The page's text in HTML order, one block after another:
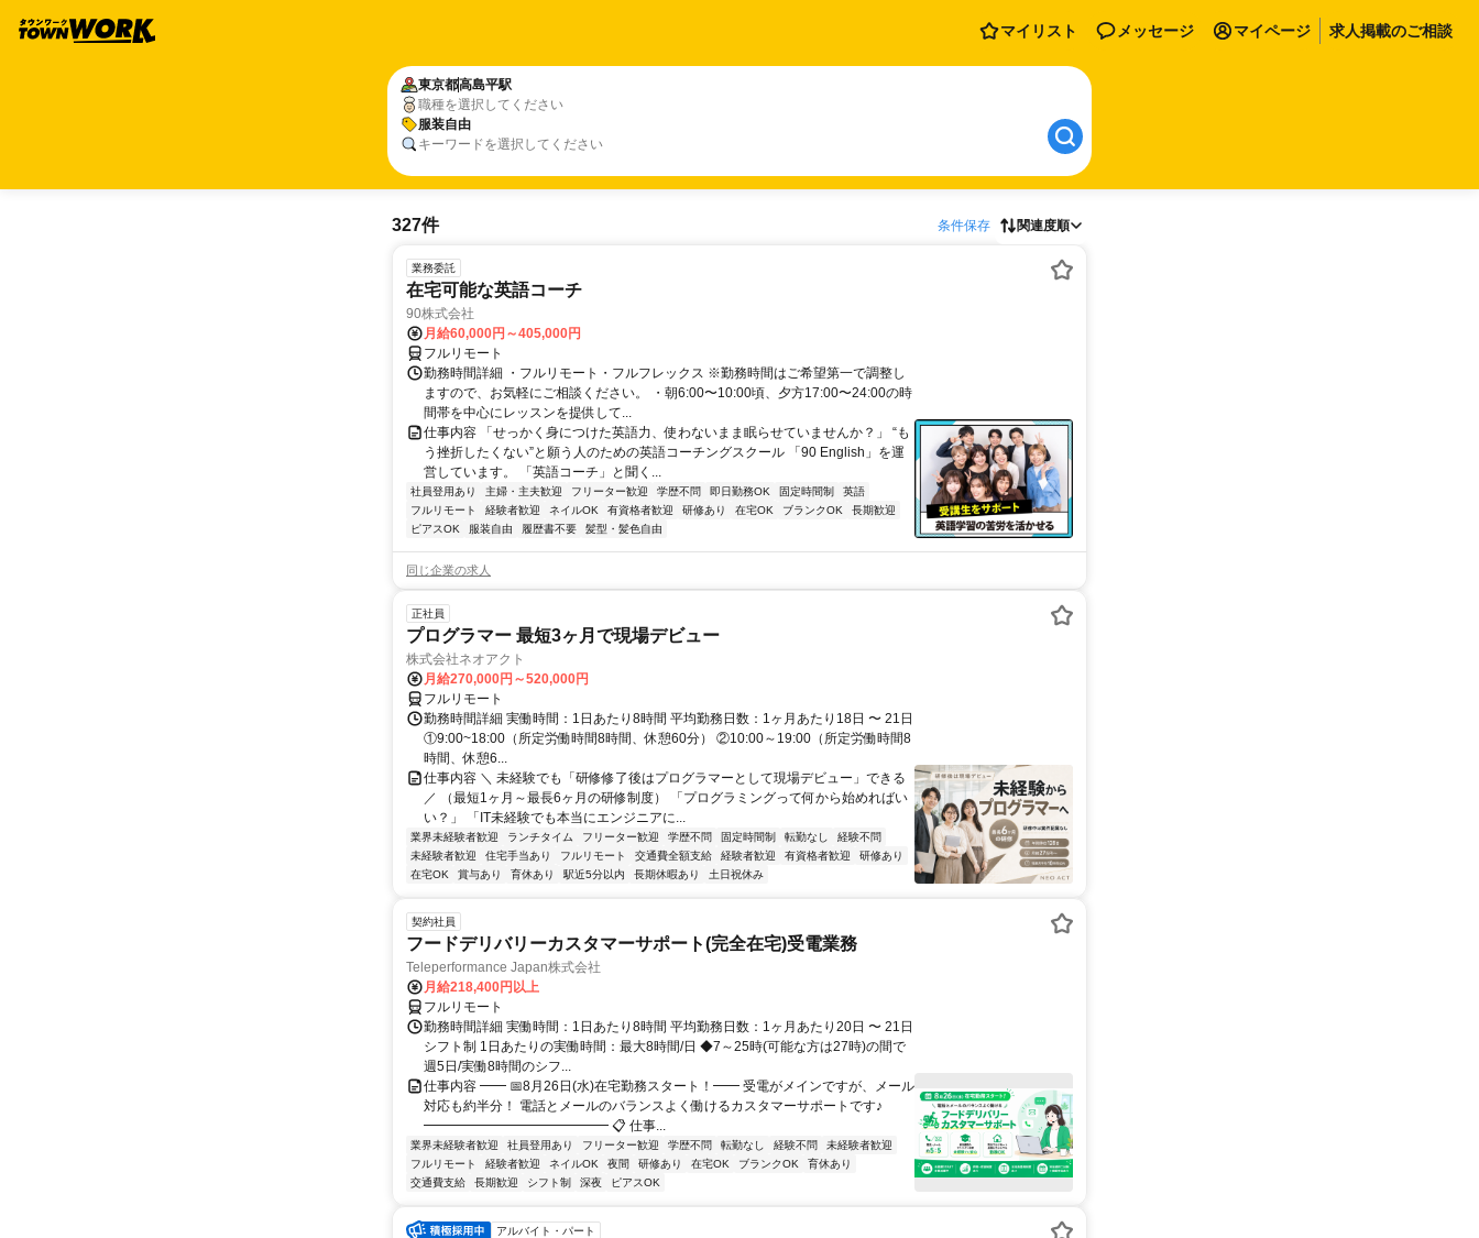
マイリスト メッセージ マイページ 求人掲載のご相談
東京都高島平駅
職種を選択してください
服装自由
キーワードを選択してください
327件 条件保存 関連度順
業務委託
在宅可能な英語コーチ
90株式会社
月給60,000円～405,000円
フルリモート
勤務時間詳細 ・フルリモート・フルフレックス ※勤務時間はご希望第一で調整し
ますので、お気軽にご相談ください。 ・朝6:00〜10:00頃、夕方17:00〜24:00の時
間帯を中心にレッスンを提供して...
仕事内容 「せっかく身につけた英語力、使わないまま眠らせていませんか？」 “も
う挫折したくない”と願う人のための英語コーチングスクール 「90 English」を運
営しています。 「英語コーチ」と聞く...
社員登用あり 主婦・主夫歓迎 フリーター歓迎 学歴不問 即日勤務OK 固定時間制
英語
フルリモート
経験者歓迎 ネイルOK 有資格者歓迎 研修あり 在宅OK ブランクOK
長期歓迎
ピアスOK
服装自由 履歴書不要 髪型・髪色自由
同じ企業の求人
正社員
プログラマー 最短3ヶ月で現場デビュー
株式会社ネオアクト
月給270,000円～520,000円
フルリモート
勤務時間詳細 実働時間：1日あたり8時間 平均勤務日数：1ヶ月あたり18日 〜 21日
①9:00~18:00（所定労働時間8時間、休憩60分） ②10:00～19:00（所定労働時間8
時間、休憩6...
仕事内容 ＼ 未経験でも「研修修了後はプログラマーとして現場デビュー」できる
／ （最短1ヶ月～最長6ヶ月の研修制度） 「プログラミングって何から始めればい
い？」 「IT未経験でも本当にエンジニアに...
業界未経験者歓迎 ランチタイム フリーター歓迎 学歴不問 固定時間制 転勤なし
経験不問
未経験者歓迎
住宅手当あり フルリモート 交通費全額支給 経験者歓迎 有資格者歓迎
研修あり
在宅OK
賞与あり 育休あり 駅近5分以内 長期休暇あり 土日祝休み
契約社員
フードデリバリーカスタマーサポート(完全在宅)受電業務
Teleperformance Japan株式会社
月給218,400円以上
フルリモート
勤務時間詳細 実働時間：1日あたり8時間 平均勤務日数：1ヶ月あたり20日 〜 21日
シフト制 1日あたりの実働時間：最大8時間/日 ◆7～25時(可能な方は27時)の間で
週5日/実働8時間のシフ...
仕事内容 ━━ 📅8月26日(水)在宅勤務スタート！━━ 受電がメインですが、メール
対応も約半分！ 電話とメールのバランスよく働けるカスタマーサポートです♪
━━━━━━━━━━━━━━ 📋 仕事...
業界未経験者歓迎 社員登用あり フリーター歓迎 学歴不問 転勤なし 経験不問
未経験者歓迎
フルリモート
経験者歓迎 ネイルOK 夜間 研修あり 在宅OK ブランクOK
育休あり
交通費支給
長期歓迎 シフト制 深夜 ピアスOK
アルバイト・パート